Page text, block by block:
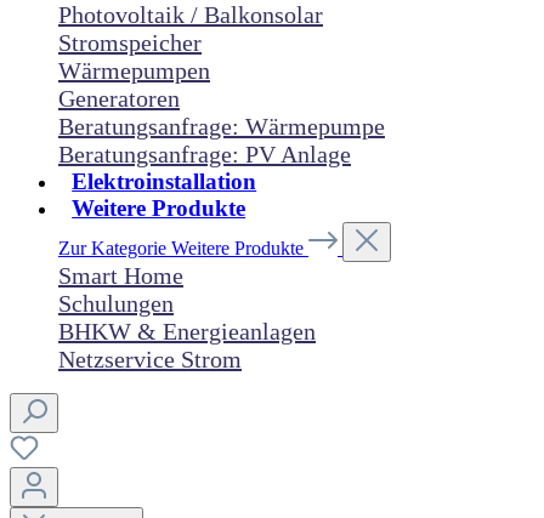
Photovoltaik / Balkonsolar
Stromspeicher
Wärmepumpen
Generatoren
Beratungsanfrage: Wärmepumpe
Beratungsanfrage: PV Anlage
Elektroinstallation
Weitere Produkte
Zur Kategorie Weitere Produkte
Smart Home
Schulungen
BHKW & Energieanlagen
Netzservice Strom